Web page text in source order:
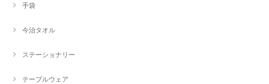
手袋
今治タオル
ステーショナリー
テーブルウェア